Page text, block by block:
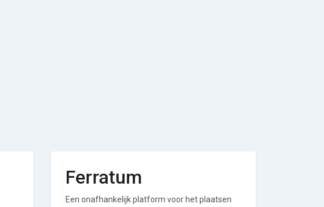
Ferratum
Een onafhankelijk platform voor het plaatsen